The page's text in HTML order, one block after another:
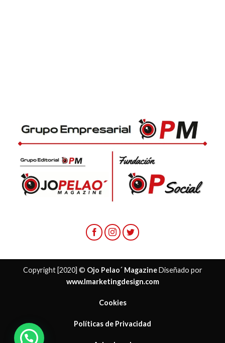
Copyright [2020] © Ojo Pelao´ MagazineDiseñado por
www.lmarketingdesign.com
Cookies
Políticas de Privacidad